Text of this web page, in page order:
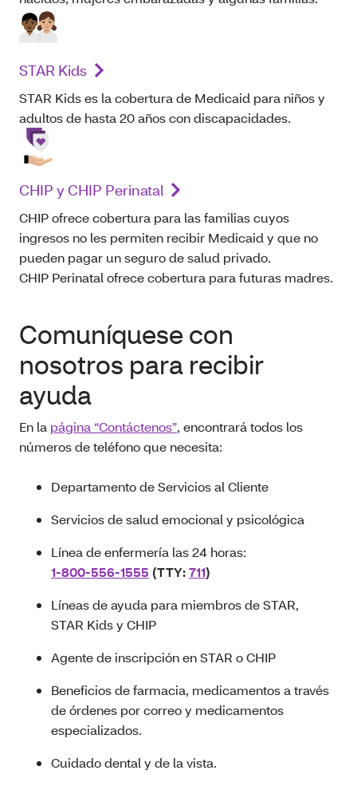
STAR Kids
STAR Kids es la cobertura de Medicaid para niños y
adultos de hasta 20 años con discapacidades.
CHIP y CHIP Perinatal
CHIP ofrece cobertura para las familias cuyos
ingresos no les permiten recibir Medicaid y que no
pueden pagar un seguro de salud privado.
CHIP Perinatal ofrece cobertura para futuras madres.
Comuníquese con
nosotros para recibir
ayuda
En la página “Contáctenos”, encontrará todos los
números de teléfono que necesita:
Departamento de Servicios al Cliente
Servicios de salud emocional y psicológica
Línea de enfermería las 24 horas:
1-800-556-1555 (TTY:711)
Líneas de ayuda para miembros de STAR,
STAR Kids y CHIP
Agente de inscripción en STAR o CHIP
Beneficios de farmacia, medicamentos a través
de órdenes por correo y medicamentos
especializados.
Cuidado dental y de la vista.